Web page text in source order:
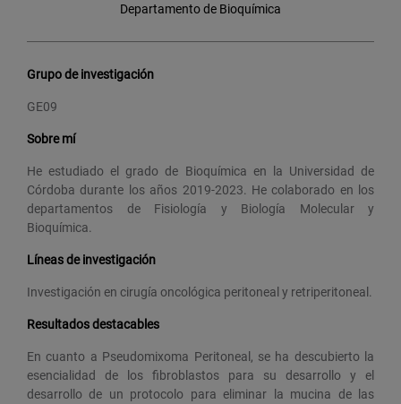
Departamento de Bioquímica
Grupo de investigación
GE09
Sobre mí
He estudiado el grado de Bioquímica en la Universidad de
Córdoba durante los años 2019-2023. He colaborado en los
departamentos de Fisiología y Biología Molecular y
Bioquímica.
Líneas de investigación
Investigación en cirugía oncológica peritoneal y retriperitoneal.
Resultados destacables
En cuanto a Pseudomixoma Peritoneal, se ha descubierto la
esencialidad de los fibroblastos para su desarrollo y el
desarrollo de un protocolo para eliminar la mucina de las